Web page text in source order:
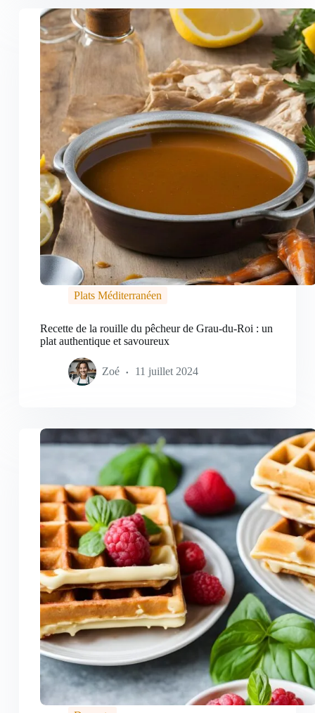
Plats Méditerranéen
Recette de la rouille du pêcheur de Grau-du-Roi : un
plat authentique et savoureux
Zoé 11 juillet 2024